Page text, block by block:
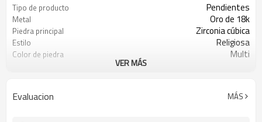
Tipo de producto Pendientes
Metal Oro de 18k
Piedra principal Zirconia cúbica
Estilo Religiosa
Color de piedra Multi
VER MÁS
Evaluacion MÁS